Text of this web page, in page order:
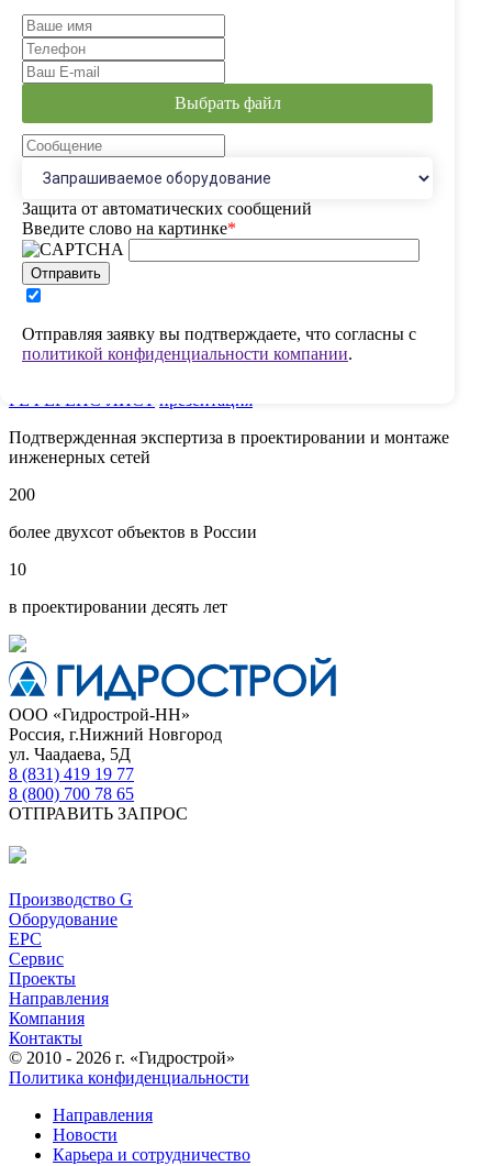
Такие проекты — наша гордость.
Гидрострой — интеграция
инноваций
РЕФЕРЕНС-ЛИСТ презентация
Подтвержденная экспертиза в проектировании и монтаже
инженерных сетей
200
более двухсот объектов в России
10
в проектировании десять лет
ООО «Гидрострой-НН»
Россия, г.Нижний Новгород
ул. Чаадаева, 5Д
8 (831) 419 19 77
8 (800) 700 78 65
ОТПРАВИТЬ ЗАПРОС
Производство G
Оборудование
EPC
Сервис
Проекты
Направления
Компания
Контакты
© 2010 - 2026 г. «Гидрострой»
Политика конфиденциальности
Направления
Новости
Карьера и сотрудничество
Выбрать файл
Защита от автоматических сообщений
Введите слово на картинке*
Отправить
Отправляя заявку вы подтверждаете, что согласны с
политикой конфиденциальности компании.